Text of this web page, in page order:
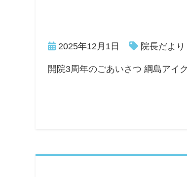
2025年12月1日 院長だより
開院3周年のごあいさつ 綱島アイ